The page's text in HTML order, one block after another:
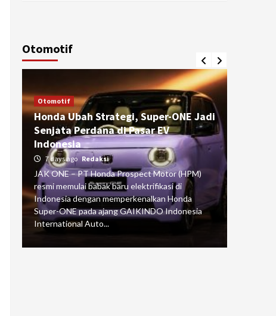
Otomotif
Otomotif
Honda Ubah Strategi, Super-ONE Jadi
Senjata Perdana di Pasar EV
Indonesia
7 days ago Redaksi
JAK ONE – PT Honda Prospect Motor (HPM)
resmi memulai babak baru elektrifikasi di
Indonesia dengan memperkenalkan Honda
Super-ONE pada ajang GAIKINDO Indonesia
International Auto...